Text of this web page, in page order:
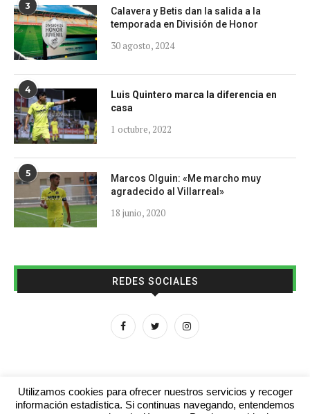
3
Calavera y Betis dan la salida a la
temporada en División de Honor
30 agosto, 2024
4
Luis Quintero marca la diferencia en
casa
1 octubre, 2022
5
Marcos Olguin: «Me marcho muy
agradecido al Villarreal»
18 junio, 2020
REDES SOCIALES
Utilizamos cookies para ofrecer nuestros servicios y recoger
información estadística. Si continuas navegando, entendemos